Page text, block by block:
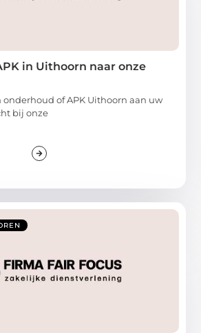
in Uithoorn naar onze
onderhoud of APK Uithoorn aan uw
bij onze